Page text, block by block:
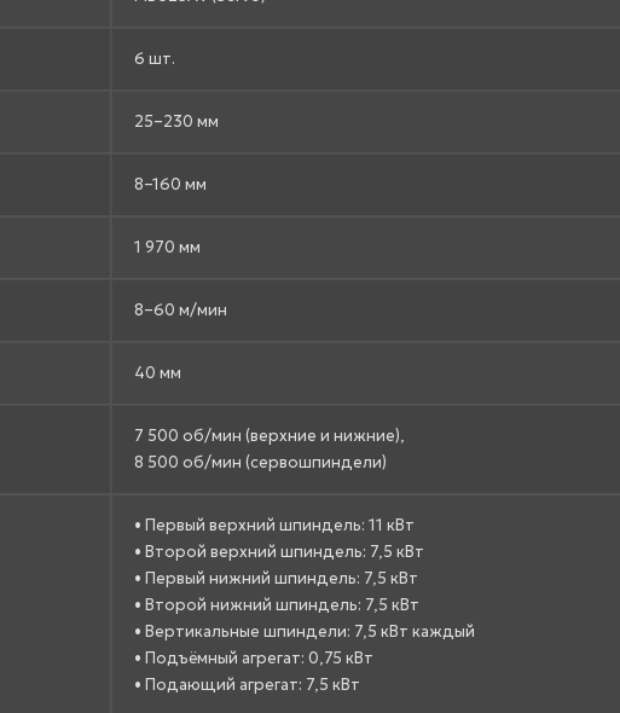
6 шт.
25–230 мм
8–160 мм
1 970 мм
8–60 м/мин
40 мм
7 500 об/мин (верхние и нижние),
8 500 об/мин (сервошпиндели)
• Первый верхний шпиндель: 11 кВт
• Второй верхний шпиндель: 7,5 кВт
• Первый нижний шпиндель: 7,5 кВт
• Второй нижний шпиндель: 7,5 кВт
• Вертикальные шпиндели: 7,5 кВт каждый
• Подъёмный агрегат: 0,75 кВт
• Подающий агрегат: 7,5 кВт